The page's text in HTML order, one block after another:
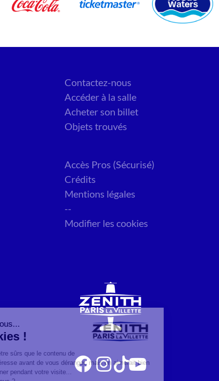
Contactez-nous
Accéder à la salle
Acheter son billet
Objets trouvés
Accès Pros (Sécurisé)
Crédits
Mentions légales
--
Modifier les cookies
Salut c'est nous...
les Cookies !
On a attendu d'être sûrs que le contenu de
ce site vous intéresse avant de vous déranger, mais on aimerait bien
vous accompagner pendant votre visite...